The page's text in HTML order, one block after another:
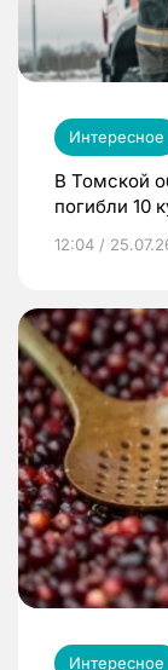
Интересное
В Томской
погибли 10
12:04 /
Интересное